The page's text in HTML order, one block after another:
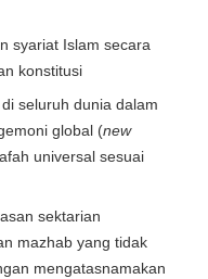
syariat Islam secara
konstitusi
seluruh dunia dalam
global (new
universal sesuai
sektarian
mazhab yang tidak
mengatasnamakan